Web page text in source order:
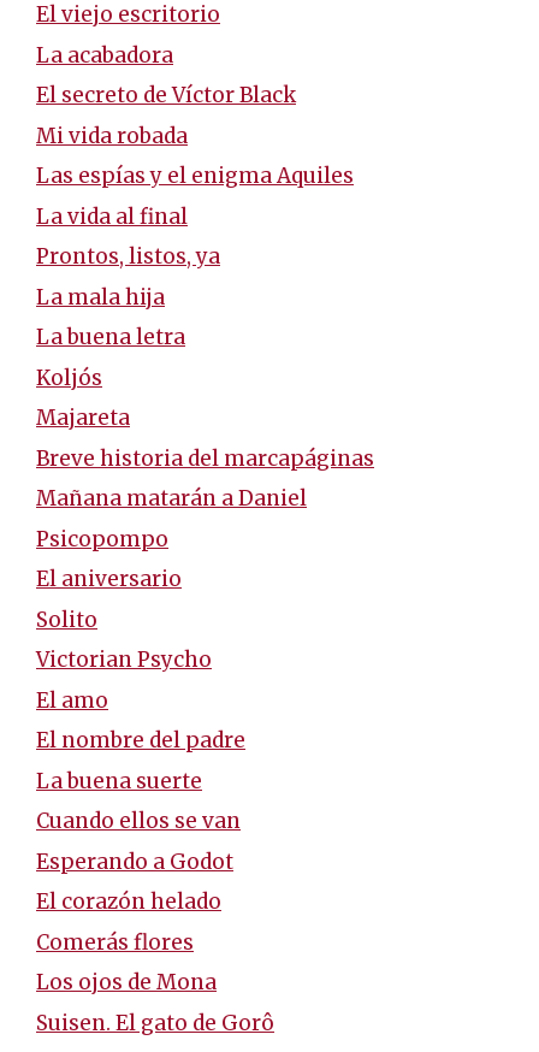
El viejo escritorio
La acabadora
El secreto de Víctor Black
Mi vida robada
Las espías y el enigma Aquiles
La vida al final
Prontos, listos, ya
La mala hija
La buena letra
Koljós
Majareta
Breve historia del marcapáginas
Mañana matarán a Daniel
Psicopompo
El aniversario
Solito
Victorian Psycho
El amo
El nombre del padre
La buena suerte
Cuando ellos se van
Esperando a Godot
El corazón helado
Comerás flores
Los ojos de Mona
Suisen. El gato de Gorô